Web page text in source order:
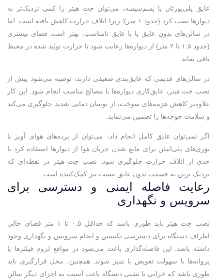
عایق پلی‌یورتان یا پشم‌شیشه، می‌توان جت هیتر را کمی نزدیک‌تر به
دیوارها نصب کرد (حدود ۱ متر)؛ زیرا اتلاف حرارت کاهش یافته است. اما
در سالن‌های بدون عایق یا با عایق نامناسب، بهتر است فضای بیشتری
(حدود ۱.۵ تا ۲ متر) از دیواره‌ها رعایت شود تا حرارت تولید شده در محیط
باقی بماند.
در سالن‌های قدیمی که عایق‌بندی ضعیفی دارند، توصیه می‌شود پیش از
نصب جت هیتر، عایق‌کاری دیواره‌ها با مصالح مناسب انجام شود. این کار
علاوه‌بر کاهش هزینه‌های سوخت، از نوسان دمایی شدید جلوگیری می‌کند
و سلامت جوجه‌ها را تضمین می‌نماید.
اگر نمی‌توان عایق کامل انجام داد، می‌توان از پرده‌های هوای آویز یا
توری‌های پلی‌اتیلن برای مانع شدن جریان هوا از دیوارها استفاده کرد تا
حدی از اتلاف حرارت جلوگیری شود. نصب جت هیتر در نقطه‌ای که
نزدیک ترین به قسمت بدون عایق نیست نیز کمک‌کننده است.
رعایت فاصله ایمنی و دسترسی برای
سرویس و نگهداری
نصب جت هیتر باید طوری باشد که حداقل ۰.۵ تا ۱ متر فضای خالی
اطراف دستگاه برای دسترسی تکنسین و انجام سرویس و نگهداری وجود
داشته باشد. این فاصله‌گذاری باعث می‌شود در مواقع لزوم فیلترها یا
پروانه‌ها با سهولت تعویض یا تمیز شوند. همچنین، محل قرارگیری باید
طوری باشد که خرابی یا نشتی دستگاه باعث آسیب به اجزای دیگر سالن